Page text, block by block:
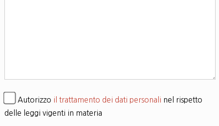
Autorizzo il trattamento dei dati personali nel rispetto
delle leggi vigenti in materia